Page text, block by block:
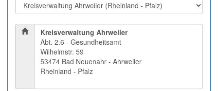
Kreisverwaltung Ahrweiler
Abt. 2.6 - Gesundheitsamt
Wilhelmstr. 59
53474 Bad Neuenahr - Ahrweiler
Rheinland - Pfalz